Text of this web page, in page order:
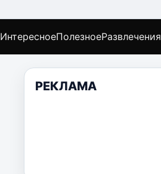
ИнтересноеПолезноеРазвлечения
РЕКЛАМА